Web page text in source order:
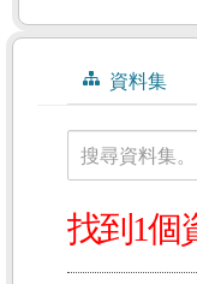
資料集
搜尋資料集。
找到1個